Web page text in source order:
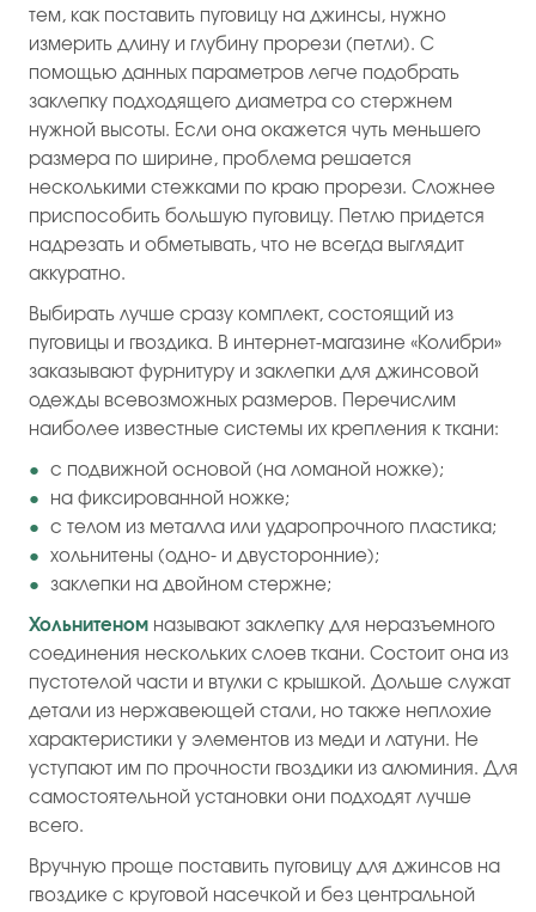
тем, как поставить пуговицу на джинсы, нужно
измерить длину и глубину прорези (петли). С
помощью данных параметров легче подобрать
заклепку подходящего диаметра со стержнем
нужной высоты. Если она окажется чуть меньшего
размера по ширине, проблема решается
несколькими стежками по краю прорези. Сложнее
приспособить большую пуговицу. Петлю придется
надрезать и обметывать, что не всегда выглядит
аккуратно.
Выбирать лучше сразу комплект, состоящий из
пуговицы и гвоздика. В интернет-магазине «Колибри»
заказывают фурнитуру и заклепки для джинсовой
одежды всевозможных размеров. Перечислим
наиболее известные системы их крепления к ткани:
с подвижной основой (на ломаной ножке);
на фиксированной ножке;
с телом из металла или ударопрочного пластика;
хольнитены (одно- и двусторонние);
заклепки на двойном стержне;
Хольнитеном называют заклепку для неразъемного
соединения нескольких слоев ткани. Состоит она из
пустотелой части и втулки с крышкой. Дольше служат
детали из нержавеющей стали, но также неплохие
характеристики у элементов из меди и латуни. Не
уступают им по прочности гвоздики из алюминия. Для
самостоятельной установки они подходят лучше
всего.
Вручную проще поставить пуговицу для джинсов на
гвоздике с круговой насечкой и без центральной